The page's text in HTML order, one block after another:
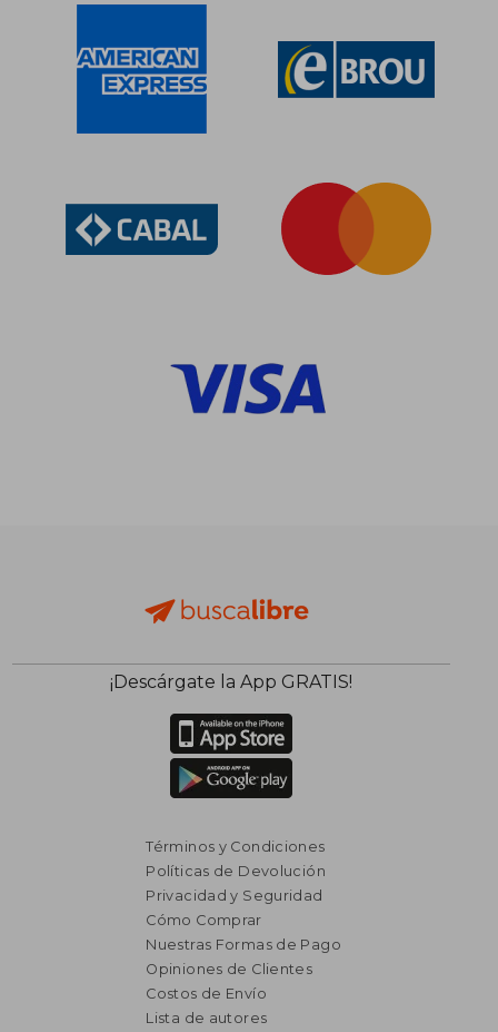
¡Descárgate la App GRATIS!
Términos y Condiciones
Políticas de Devolución
Privacidad y Seguridad
Cómo Comprar
Nuestras Formas de Pago
Opiniones de Clientes
Costos de Envío
Lista de autores